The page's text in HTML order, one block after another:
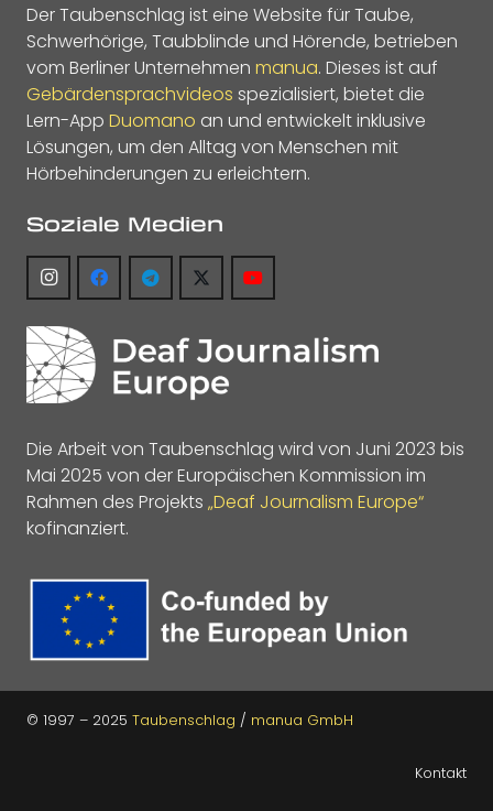
Der Taubenschlag ist eine Website für Taube,
Schwerhörige, Taubblinde und Hörende, betrieben
vom Berliner Unternehmen manua. Dieses ist auf
Gebärdensprachvideos spezialisiert, bietet die
Lern-App Duomano an und entwickelt inklusive
Lösungen, um den Alltag von Menschen mit
Hörbehinderungen zu erleichtern.
Soziale Medien
Die Arbeit von Taubenschlag wird von Juni 2023 bis
Mai 2025 von der Europäischen Kommission im
Rahmen des Projekts „Deaf Journalism Europe“
kofinanziert.
© 1997 – 2025 Taubenschlag / manua GmbH
Kontakt